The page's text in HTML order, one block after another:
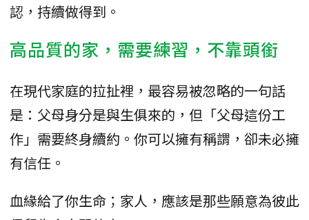
認，持續做得到。
高品質的家，需要練習，不靠頭銜
在現代家庭的拉扯裡，最容易被忽略的一句話
是：父母身分是與生俱來的，但「父母這份工
作」需要終身續約。你可以擁有稱謂，卻未必擁
有信任。
血緣給了你生命；家人，應該是那些願意為彼此